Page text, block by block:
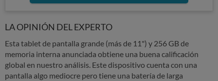
LA OPINIÓN DEL EXPERTO
Esta tablet de pantalla grande (más de 11") y 256 GB de
memoria interna anunciada obtiene una buena calificación
global en nuestro análisis. Este dispositivo cuenta con una
pantalla algo mediocre pero tiene una batería de larga